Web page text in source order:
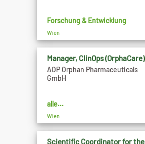
Forschung & Entwicklung
Wien
Manager, ClinOps (OrphaCare)
AOP Orphan Pharmaceuticals
GmbH
alle...
Wien
Scientific Coordinator for the